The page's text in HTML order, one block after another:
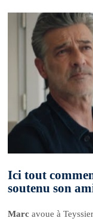
Ici tout
soutenu son
Marc avoue à